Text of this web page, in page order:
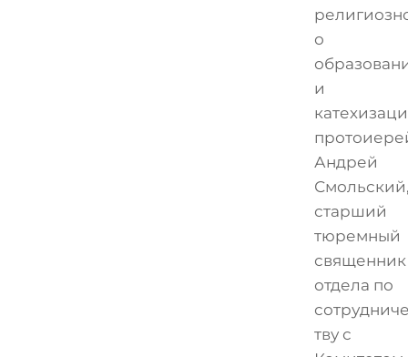
о
и
Андрей
старший
тюремный
священник
отдела по
тву с